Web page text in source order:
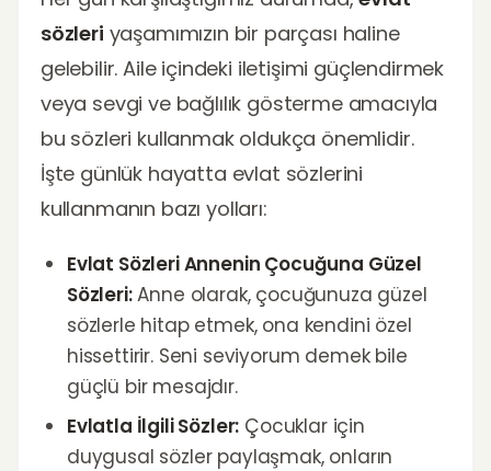
sözleri yaşamımızın bir parçası haline
gelebilir. Aile içindeki iletişimi güçlendirmek
veya sevgi ve bağlılık gösterme amacıyla
bu sözleri kullanmak oldukça önemlidir.
İşte günlük hayatta evlat sözlerini
kullanmanın bazı yolları:
Evlat Sözleri Annenin Çocuğuna Güzel
Sözleri:Anne olarak, çocuğunuza güzel
sözlerle hitap etmek, ona kendini özel
hissettirir. Seni seviyorum demek bile
güçlü bir mesajdır.
Evlatla İlgili Sözler: Çocuklar için
duygusal sözler paylaşmak, onların